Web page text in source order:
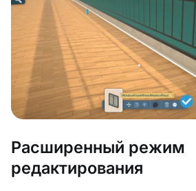
Расширенный режим
редактирования